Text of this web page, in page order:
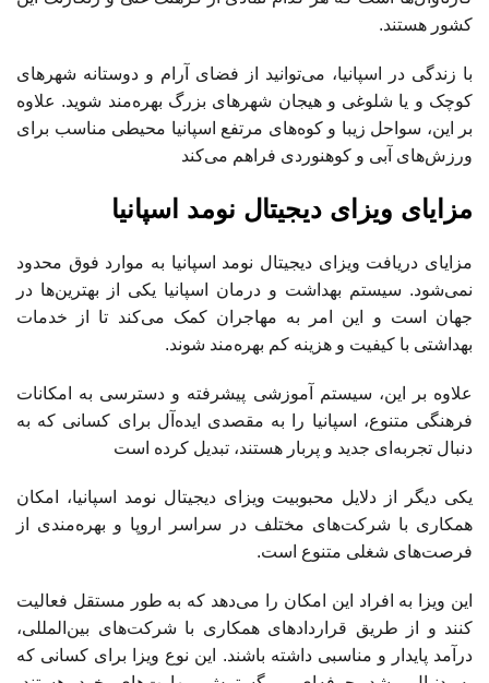
کشور هستند.
با زندگی در اسپانیا، می‌توانید از فضای آرام و دوستانه شهرهای
کوچک و یا شلوغی و هیجان شهرهای بزرگ بهره‌مند شوید. علاوه
بر این، سواحل زیبا و کوه‌های مرتفع اسپانیا محیطی مناسب برای
ورزش‌های آبی و کوهنوردی فراهم می‌کند
مزایای ویزای دیجیتال نومد اسپانیا
مزایای دریافت ویزای دیجیتال نومد اسپانیا به موارد فوق محدود
نمی‌شود. سیستم بهداشت و درمان اسپانیا یکی از بهترین‌ها در
جهان است و این امر به مهاجران کمک می‌کند تا از خدمات
بهداشتی با کیفیت و هزینه کم بهره‌مند شوند.
علاوه بر این، سیستم آموزشی پیشرفته و دسترسی به امکانات
فرهنگی متنوع، اسپانیا را به مقصدی ایده‌آل برای کسانی که به
دنبال تجربه‌ای جدید و پربار هستند، تبدیل کرده است
یکی دیگر از دلایل محبوبیت ویزای دیجیتال نومد اسپانیا، امکان
همکاری با شرکت‌های مختلف در سراسر اروپا و بهره‌مندی از
فرصت‌های شغلی متنوع است.
این ویزا به افراد این امکان را می‌دهد که به طور مستقل فعالیت
کنند و از طریق قراردادهای همکاری با شرکت‌های بین‌المللی،
درآمد پایدار و مناسبی داشته باشند. این نوع ویزا برای کسانی که